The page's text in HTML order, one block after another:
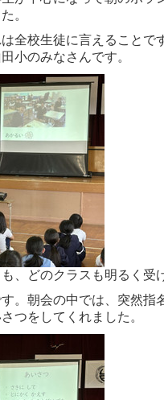
。
は全校生徒に言えることで
小のみなさんです。
、どのクラスも明るく受
す。朝会の中では、突然
つをしてくれました。